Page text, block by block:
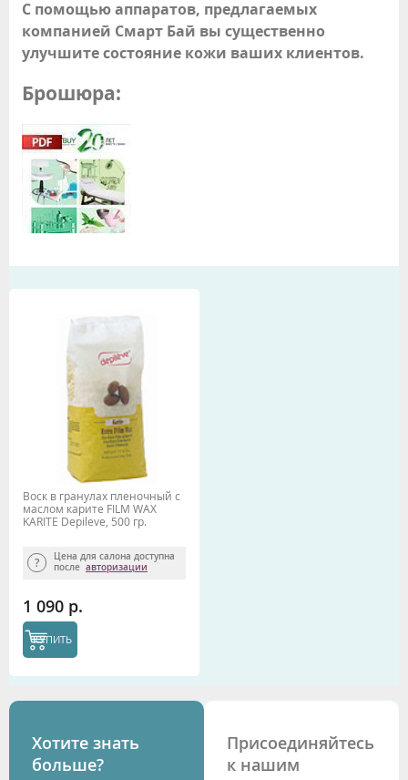
С помощью аппаратов, предлагаемых
компанией Смарт Бай вы существенно
улучшите состояние кожи ваших клиентов.
Брошюра:
Воск в гранулах пленочный с
маслом карите FILM WAX
KARITE Depileve, 500 гр.
Цена для салона доступна
после авторизации
1 090 р.
КУПИТЬ
Хотите знать
больше?
Присоединяйтесь
к нашим